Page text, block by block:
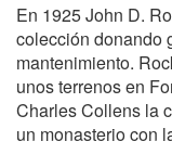
En 1925 John D.
colección donando
mantenimiento.
unos terrenos en
Charles Collens la
un monasterio con